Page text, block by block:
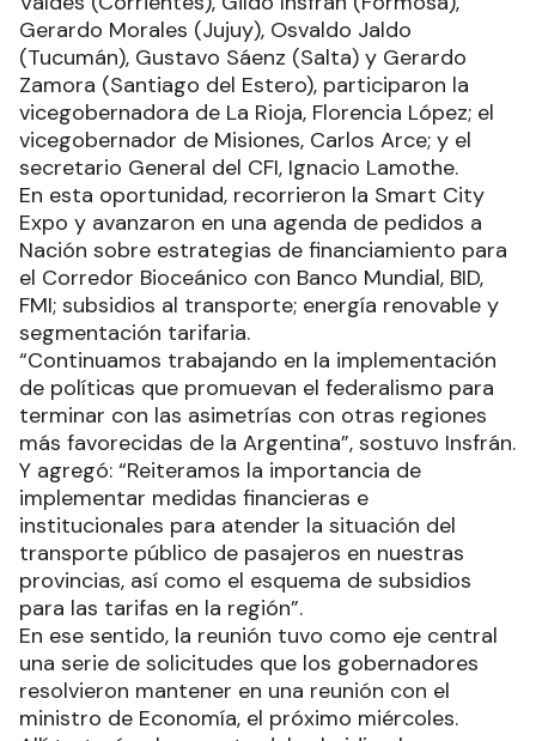
Gerardo Morales (Jujuy), Osvaldo Jaldo
(Tucumán), Gustavo Sáenz (Salta) y Gerardo
Zamora (Santiago del Estero), participaron la
vicegobernadora de La Rioja, Florencia López; el
vicegobernador de Misiones, Carlos Arce; y el
secretario General del CFI, Ignacio Lamothe.
En esta oportunidad, recorrieron la Smart City
Expo y avanzaron en una agenda de pedidos a
Nación sobre estrategias de financiamiento para
el Corredor Bioceánico con Banco Mundial, BID,
FMI; subsidios al transporte; energía renovable y
segmentación tarifaria.
“Continuamos trabajando en la implementación
de políticas que promuevan el federalismo para
terminar con las asimetrías con otras regiones
más favorecidas de la Argentina”, sostuvo Insfrán.
Y agregó: “Reiteramos la importancia de
implementar medidas financieras e
institucionales para atender la situación del
transporte público de pasajeros en nuestras
provincias, así como el esquema de subsidios
para las tarifas en la región”.
En ese sentido, la reunión tuvo como eje central
una serie de solicitudes que los gobernadores
resolvieron mantener en una reunión con el
ministro de Economía, el próximo miércoles.